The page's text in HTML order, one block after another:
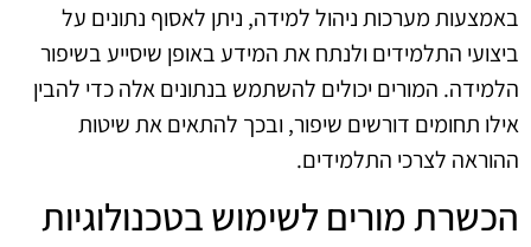
באמצעות מערכות ניהול למידה, ניתן לאסוף נתונים על
ביצועי התלמידים ולנתח את המידע באופן שיסייע בשיפור
הלמידה. המורים יכולים להשתמש בנתונים אלה כדי להבין
אילו תחומים דורשים שיפור, ובכך להתאים את שיטות
ההוראה לצרכי התלמידים.
הכשרת מורים לשימוש בטכנולוגיות